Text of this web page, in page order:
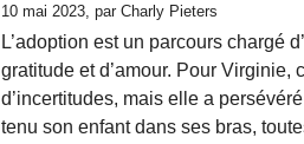
10 mai 2023 , par Charly Pieters
L’adoption est un parcours chargé
gratitude et d’amour. Pour
d’incertitudes, mais elle a
tenu son enfant dans ses bras,